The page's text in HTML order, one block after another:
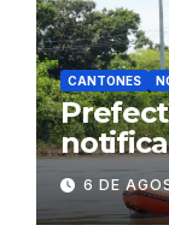
CANTONES
6 DE